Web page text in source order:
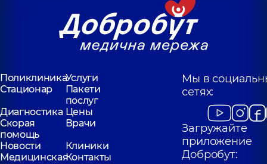
ПоликлиникаУслуги
Стационар
Пакети
послуг
Диагностика Цены
Скорая
помощь
Врачи
Новости
Клиники
МедицинскаяКонтакты
Мы в
сетях:
Загружайте
приложение
Добробут: